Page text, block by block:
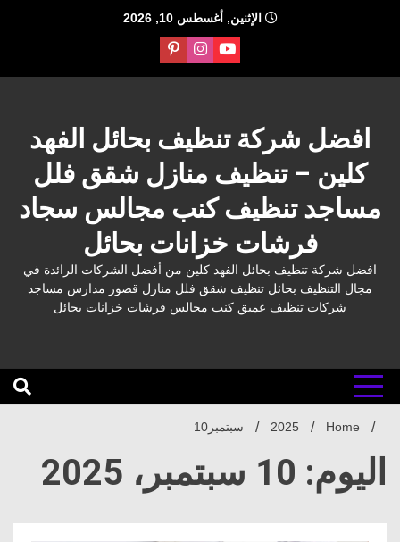
الإثنين, أغسطس 10, 2026
افضل شركة تنظيف بحائل الفهد
كلين – تنظيف منازل شقق فلل
مساجد تنظيف كنب مجالس سجاد
فرشات خزانات بحائل
افضل شركة تنظيف بحائل الفهد كلين من أفضل الشركات الرائدة في
مجال التنظيف بحائل تنظيف شقق فلل منازل قصور مدارس مساجد
شركات تنظيف عميق كنب مجالس فرشات خزانات بحائل
Home
2025 سبتمبر 10
اليوم: 10 سبتمبر، 2025